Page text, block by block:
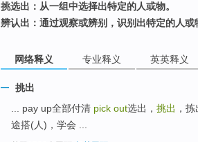
挑选出：从一组中选择出特定的人或物。
辨认出：通过观察或辨别，识别出特定的人或
网络释义 专业释义 英英释义
挑出
... pay up全部付清 pick out选出， 挑出 ，
途搭(人)，学会 ...